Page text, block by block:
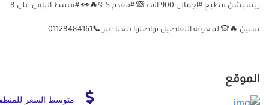
ريسبشن مطبخ #اجمالى 900 الف 🙈 #مقدم 5 %🔥👀 #قسط الباقى على 8
سنين 🔥🙊 لمعرفة التفاصيل تواصلوا معنا عبر 📞01128484161
الموقع
متوسط السعر